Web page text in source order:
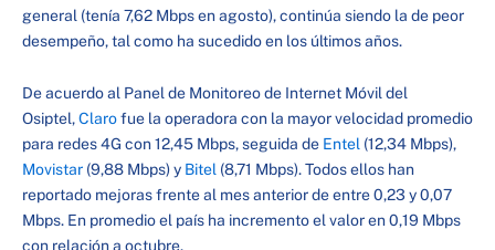
general (tenía 7,62 Mbps en agosto), continúa siendo la de peor
desempeño, tal como ha sucedido en los últimos años.
De acuerdo al Panel de Monitoreo de Internet Móvil del
Osiptel,Clarofue la operadora con la mayor velocidad promedio
para redes 4G con 12,45 Mbps, seguida de Entel (12,34 Mbps),
Movistar (9,88 Mbps) y Bitel (8,71 Mbps). Todos ellos han
reportado mejoras frente al mes anterior de entre 0,23 y 0,07
Mbps. En promedio el país ha incremento el valor en 0,19 Mbps
con relación a octubre.